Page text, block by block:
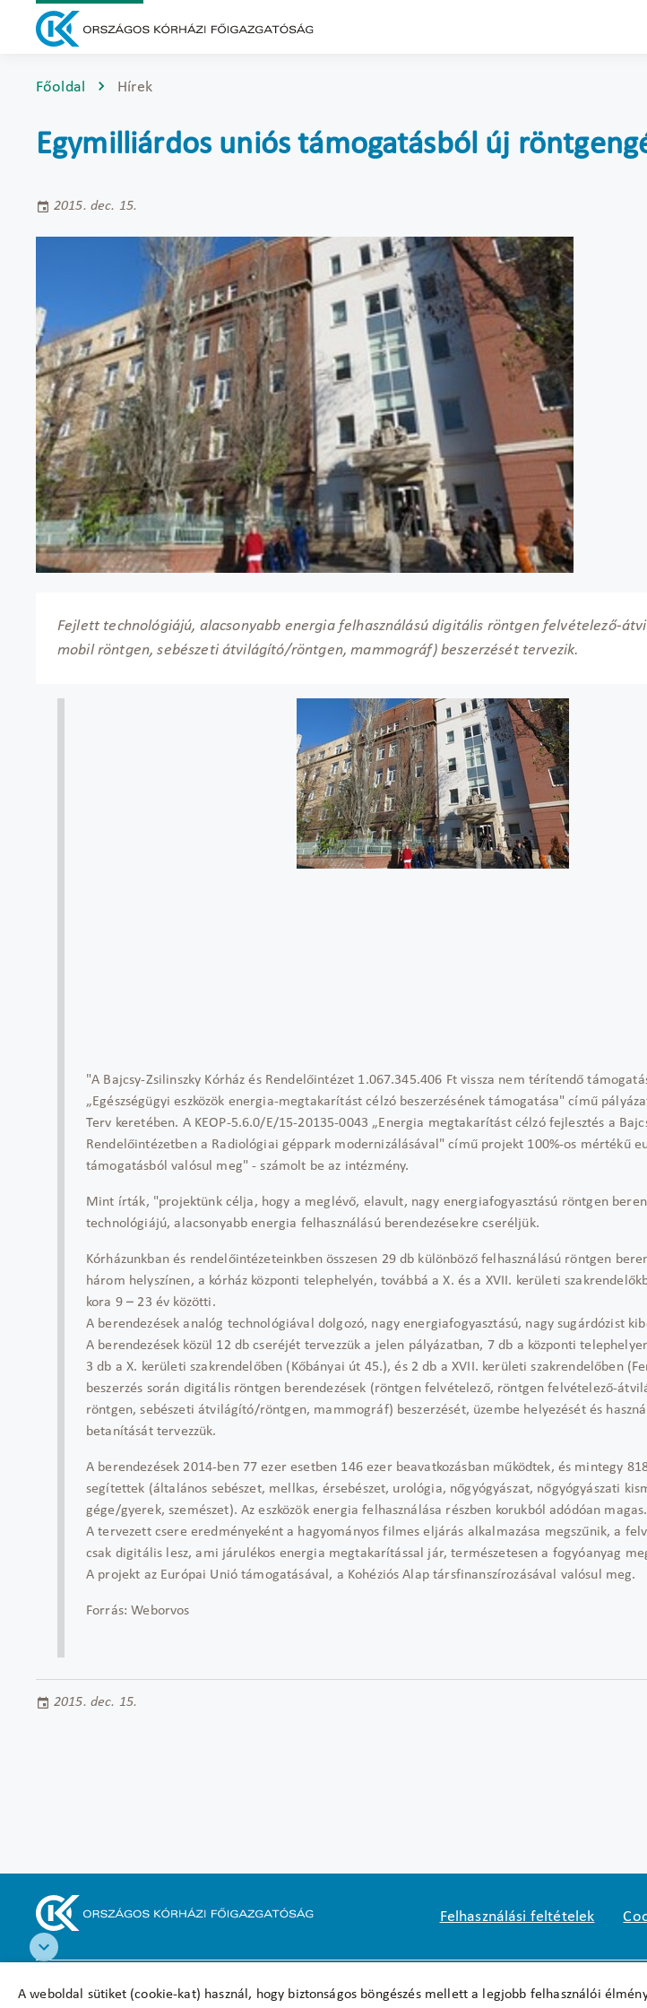
A weboldal sütiket (cookie-kat) használ, hogy biztonságos böngészés mellett a legjobb felhasználói
Főoldal Hírek
Egymilliárdos uniós támogatásból új
2015. dec. 15.
Fejlett technológiájú, alacsonyabb energia felhasználású digitális röntgen felvételező-
mobil röntgen, sebészeti átvilágító/röntgen, mammográf) beszerzését tervezik.
"A Bajcsy-Zsilinszky Kórház és Rendelőintézet 1.067.345.406 Ft vissza nem térítendő
„Egészségügyi eszközök energia-megtakarítást célzó beszerzésének támogatása" című
Terv keretében. A KEOP-5.6.0/E/15-20135-0043 „Energia megtakarítást célzó fejlesztés a
Rendelőintézetben a Radiológiai géppark modernizálásával" című projekt 100%-os mértékű
támogatásból valósul meg" - számolt be az intézmény.
Mint írták, "projektünk célja, hogy a meglévő, elavult, nagy energiafogyasztású röntgen
technológiájú, alacsonyabb energia felhasználású berendezésekre cseréljük.
Kórházunkban és rendelőintézeteinkben összesen 29 db különböző felhasználású röntgen
három helyszínen, a kórház központi telephelyén, továbbá a X. és a XVII. kerületi
kora 9 – 23 év közötti.
A berendezések analóg technológiával dolgozó, nagy energiafogyasztású, nagy sugárdózist
A berendezések közül 12 db cseréjét tervezzük a jelen pályázatban, 7 db a központi
3 db a X. kerületi szakrendelőben (Kőbányai út 45.), és 2 db a XVII. kerületi szakrendelőben
beszerzés során digitális röntgen berendezések (röntgen felvételező, röntgen felvételező-
röntgen, sebészeti átvilágító/röntgen, mammográf) beszerzését, üzembe helyezését és
betanítását tervezzük.
A berendezések 2014-ben 77 ezer esetben 146 ezer beavatkozásban működtek, és mintegy
segítettek (általános sebészet, mellkas, érsebészet, urológia, nőgyógyászat, nőgyógyászati
gége/gyerek, szemészet). Az eszközök energia felhasználása részben korukból adódóan magas.
A tervezett csere eredményeként a hagyományos filmes eljárás alkalmazása megszűnik, a
csak digitális lesz, ami járulékos energia megtakarítással jár, természetesen a fogyóanyag
A projekt az Európai Unió támogatásával, a Kohéziós Alap társfinanszírozásával valósul meg.
Forrás: Weborvos
2015. dec. 15.
Felhasználási feltételek
Akadálymentesítési nyilatkozat Impresszum